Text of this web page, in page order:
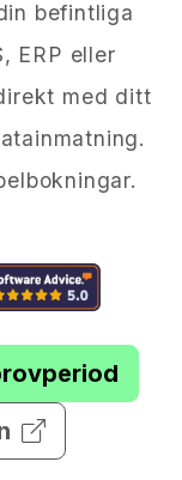
befintliga
ERP eller
med ditt